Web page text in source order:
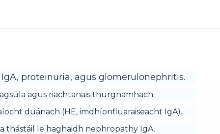
proteinuria, agus glomerulonephritis.
agus riachtanais thurgnamhach.
duánach (HE, imdhíonfluaraiseacht IgA).
thástáil le haghaidh nephropathy IgA.